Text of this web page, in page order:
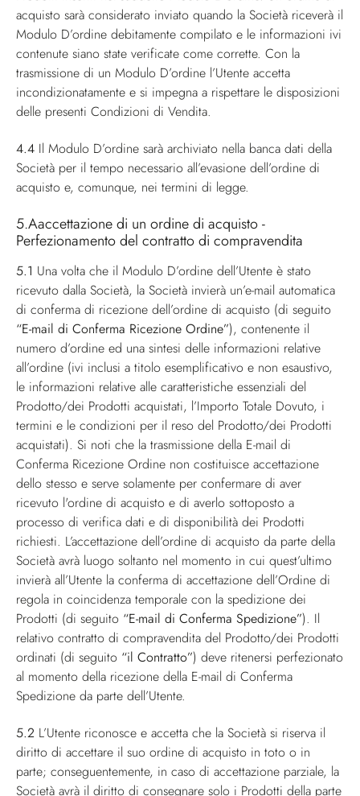
acquisto sarà considerato inviato quando la Società riceverà il
Modulo D’ordine debitamente compilato e le informazioni ivi
contenute siano state verificate come corrette. Con la
trasmissione di un Modulo D’ordine l’Utente accetta
incondizionatamente e si impegna a rispettare le disposizioni
delle presenti Condizioni di Vendita.
4.4 Il Modulo D’ordine sarà archiviato nella banca dati della
Società per il tempo necessario all’evasione dell’ordine di
acquisto e, comunque, nei termini di legge.
5.Aaccettazione di un ordine di acquisto -
Perfezionamento del contratto di compravendita
5.1 Una volta che il Modulo D’ordine dell’Utente è stato
ricevuto dalla Società, la Società invierà un’e-mail automatica
di conferma di ricezione dell’ordine di acquisto (di seguito
“E-mail di Conferma Ricezione Ordine”), contenente il
numero d’ordine ed una sintesi delle informazioni relative
all’ordine (ivi inclusi a titolo esemplificativo e non esaustivo,
le informazioni relative alle caratteristiche essenziali del
Prodotto/dei Prodotti acquistati, l’Importo Totale Dovuto, i
termini e le condizioni per il reso del Prodotto/dei Prodotti
acquistati). Si noti che la trasmissione della E-mail di
Conferma Ricezione Ordine non costituisce accettazione
dello stesso e serve solamente per confermare di aver
ricevuto l'ordine di acquisto e di averlo sottoposto a
processo di verifica dati e di disponibilità dei Prodotti
richiesti. L’accettazione dell’ordine di acquisto da parte della
Società avrà luogo soltanto nel momento in cui quest’ultimo
invierà all’Utente la conferma di accettazione dell’Ordine di
regola in coincidenza temporale con la spedizione dei
Prodotti (di seguito “E-mail di Conferma Spedizione”). Il
relativo contratto di compravendita del Prodotto/dei Prodotti
ordinati (di seguito “il Contratto”) deve ritenersi perfezionato
al momento della ricezione della E-mail di Conferma
Spedizione da parte dell’Utente.
5.2 L’Utente riconosce e accetta che la Società si riserva il
diritto di accettare il suo ordine di acquisto in toto o in
parte; conseguentemente, in caso di accettazione parziale, la
Società avrà il diritto di consegnare solo i Prodotti della parte